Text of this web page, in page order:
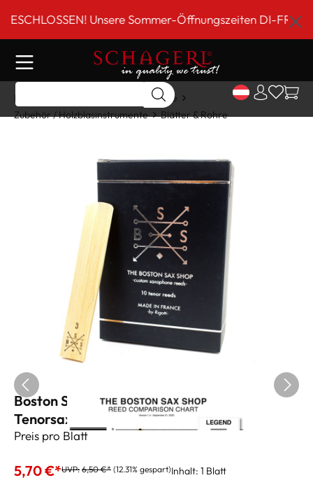
springenUnsere Sommer-Öffnungszeiten DI-FR 9 bis
Home
Holzblasinstrumente
Zubehör / Holzblasinstrumente
Blätter & Rohre
Boston Sax Shop Custom Black Label
Tenorsaxblätter 2 1/2
Preis pro Blatt
5,70 €*UVP: 6,50 €* (12.31% gespart)Inhalt: 1 Blatt